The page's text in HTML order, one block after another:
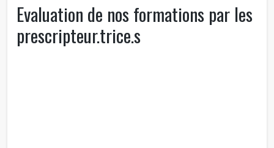
Evaluation de nos formations par les
prescripteur.trice.s